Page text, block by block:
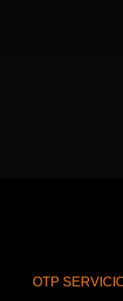
OTP